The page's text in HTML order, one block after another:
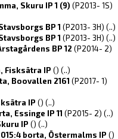
Skuru IP 1 (9) (P2013- 1S)
BP 1 (P2013- 3H) (..)
BP 1 (P2013- 3H) (..)
BP 12 (P2014- 2)
Fisksätra IP () (..)
Boovallen 2161 (P2017- 1)
IP () (..)
Essinge IP 11 (P2015- 2) (..)
IP () (..)
borta, Östermalms IP ()